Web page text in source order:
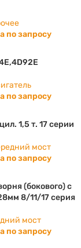
по запросу
по запросу
1,5 т. 17 серии
мост
по запросу
(бокового) с
8/11/17 серия
мост
по запросу